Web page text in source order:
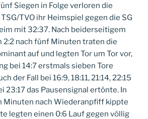
Siegen in Folge verloren die
TVO ihr Heimspiel gegen die SG
mit 32:37. Nach beiderseitigem
nach fünf Minuten traten die
auf und legten Tor um Tor vor,
bei 14:7 erstmals sieben Tore
der Fall bei 16:9, 18:11, 21:14, 22:15
23:17 das Pausensignal ertönte. In
Minuten nach Wiederanpfiff kippte
legten einen 0:6 Lauf gegen völlig